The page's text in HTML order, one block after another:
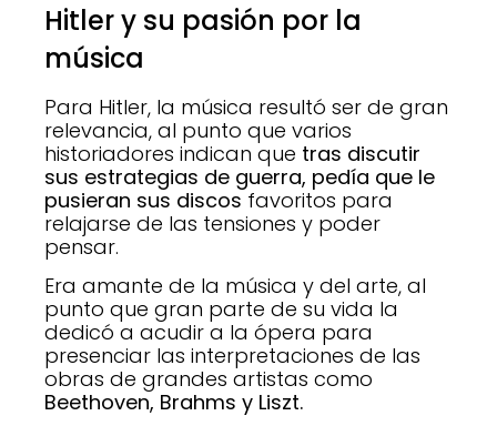
Hitler y su pasión por la
música
Para Hitler, la música resultó ser de gran
relevancia, al punto que varios
historiadores indican que tras discutir
sus estrategias de guerra, pedía que le
pusieran sus discos favoritos para
relajarse de las tensiones y poder
pensar.
Era amante de la música y del arte, al
punto que gran parte de su vida la
dedicó a acudir a la ópera para
presenciar las interpretaciones de las
obras de grandes artistas como
Beethoven, Brahms y Liszt.